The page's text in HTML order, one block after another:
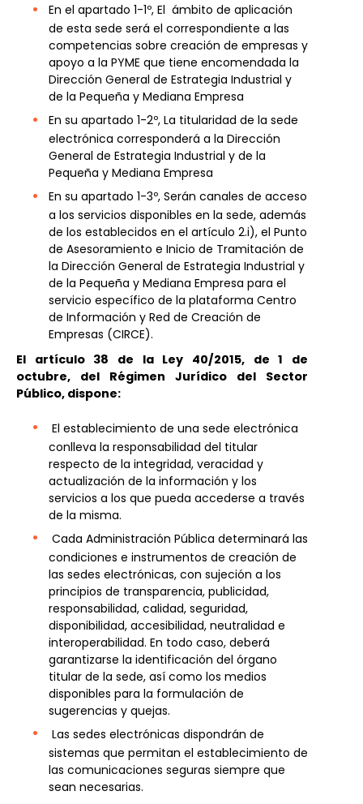
En el apartado 1-1º, El ámbito de aplicación
de esta sede será el correspondiente a las
competencias sobre creación de empresas y
apoyo a la PYME que tiene encomendada la
Dirección General de Estrategia Industrial y
de la Pequeña y Mediana Empresa
En su apartado 1-2º, La titularidad de la sede
electrónica corresponderá a la Dirección
General de Estrategia Industrial y de la
Pequeña y Mediana Empresa
En su apartado 1-3º, Serán canales de acceso
a los servicios disponibles en la sede, además
de los establecidos en el artículo 2.i), el Punto
de Asesoramiento e Inicio de Tramitación de
la Dirección General de Estrategia Industrial y
de la Pequeña y Mediana Empresa para el
servicio específico de la plataforma Centro
de Información y Red de Creación de
Empresas (CIRCE).
El artículo 38 de la Ley 40/2015, de 1 de
octubre, del Régimen Jurídico del Sector
Público, dispone:
El establecimiento de una sede electrónica
conlleva la responsabilidad del titular
respecto de la integridad, veracidad y
actualización de la información y los
servicios a los que pueda accederse a través
de la misma.
Cada Administración Pública determinará las
condiciones e instrumentos de creación de
las sedes electrónicas, con sujeción a los
principios de transparencia, publicidad,
responsabilidad, calidad, seguridad,
disponibilidad, accesibilidad, neutralidad e
interoperabilidad. En todo caso, deberá
garantizarse la identificación del órgano
titular de la sede, así como los medios
disponibles para la formulación de
sugerencias y quejas.
Las sedes electrónicas dispondrán de
sistemas que permitan el establecimiento de
las comunicaciones seguras siempre que
sean necesarias.